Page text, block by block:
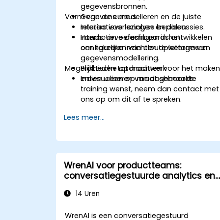
gegevensbronnen.
Gegevens modelleren en de juiste
relaties voor analyse bepalen.
Interactieve dashboards ontwikkelen
om zakelijke inzichten te weergeven.
Vorm van de cursus
Interactieve lezingen en discussies.
Hands-on oefeningen in het
configureren van cloudplatforms en
gegevensmodellering.
Praktische opdrachten voor het maken
en visualiseren van dashboards.
Mogelijkheden tot maatwerk
Indien u een op maat gemaakte
training wenst, neem dan contact met
ons op om dit af te spreken.
Lees meer...
WrenAI voor productteams:
conversatiegestuurde analytics en
14 Uren
WrenAI is een conversatiegestuurd